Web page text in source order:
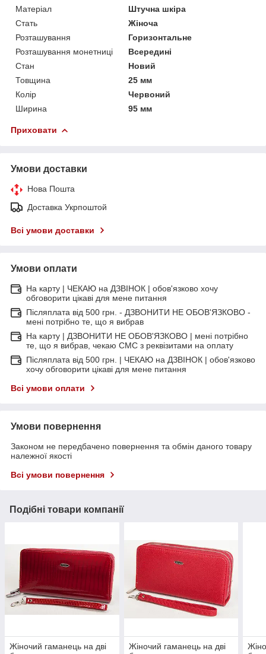
Матеріал
Штучна шкіра
Стать
Жіноча
Розташування
Горизонтальне
Розташування монетниці
Всередині
Стан
Новий
Товщина
25 мм
Колір
Червоний
Ширина
95 мм
Приховати
Умови доставки
Нова Пошта
Доставка Укрпоштой
Всі умови доставки
Умови оплати
На карту | ЧЕКАЮ на ДЗВІНОК | обов'язково хочу
обговорити цікаві для мене питання
Післяплата від 500 грн. - ДЗВОНИТИ НЕ ОБОВ'ЯЗКОВО -
мені потрібно те, що я вибрав
На карту | ДЗВОНИТИ НЕ ОБОВ'ЯЗКОВО | мені потрібно
те, що я вибрав, чекаю СМС з реквізитами на оплату
Післяплата від 500 грн. | ЧЕКАЮ на ДЗВІНОК | обов'язково
хочу обговорити цікаві для мене питання
Всі умови оплати
Умови повернення
Законом не передбачено повернення та обмін даного товару
належної якості
Всі умови повернення
Подібні товари компанії
Жіночий гаманець на дві
Жіночий гаманець на дві